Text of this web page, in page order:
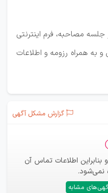
مصاحبه، فرم اینترنتی
به همراه رزومه و اطلاعات
گزارش مشکل آگهی
اطلاعات تماس آن
نمی‌شود.
مشابه